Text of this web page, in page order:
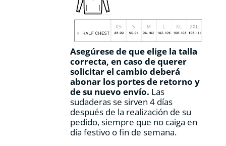
Asegúrese de que elige la talla
correcta, en caso de querer
solicitar el cambio deberá
abonar los portes de retorno y
de su nuevo envío. Las
sudaderas se sirven 4 días
después de la realización de su
pedido, siempre que no caiga en
día festivo o fin de semana.